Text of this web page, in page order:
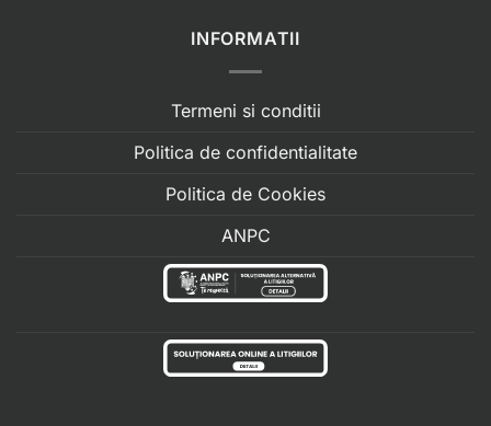
INFORMATII
Termeni si conditii
Politica de confidentialitate
Politica de Cookies
ANPC